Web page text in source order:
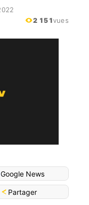
2 151vues
Google News
Partager